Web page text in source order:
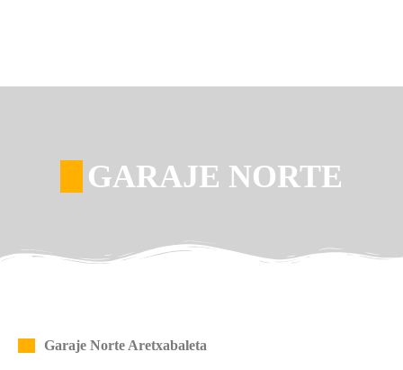
GARAJE NORTE
Garaje Norte Aretxabaleta